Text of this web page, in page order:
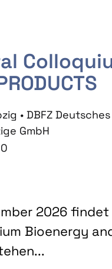
• DBFZ
GmbH
2026
Bioenergy